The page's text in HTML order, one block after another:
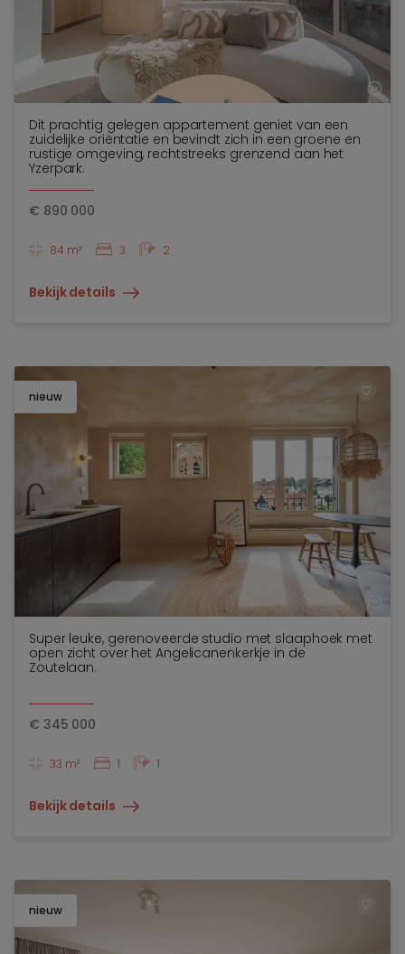
Dit prachtig gelegen appartement geniet van een
zuidelijke oriëntatie en bevindt zich in een groene en
rustige omgeving, rechtstreeks grenzend aan het
Yzerpark.
€ 890 000
84 m² 3 2
Bekijk details
nieuw
Super leuke, gerenoveerde studio met slaaphoek met
open zicht over het Angelicanenkerkje in de
Zoutelaan.
€ 345 000
33 m² 1 1
Bekijk details
nieuw